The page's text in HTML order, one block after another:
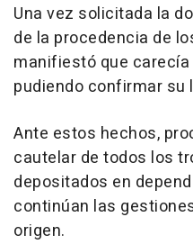
Una vez solicitada la
de la procedencia de
manifiestó que
pudiendo confirmar su
Ante estos hechos,
cautelar de todos los
depositados en
continúan las
origen.